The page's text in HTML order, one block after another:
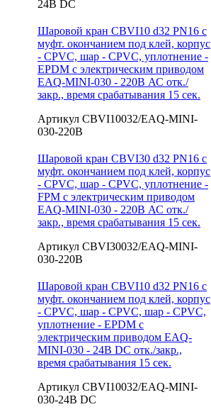
24В DC
Шаровой кран CBVI10 d32 PN16 с
муфт. окончанием под клей, корпус
- CPVC, шар - CPVC, уплотнение -
EPDM с электрическим приводом
EAQ-MINI-030 - 220В АС отк./
закр., время срабатывания 15 сек.
Артикул CBVI10032/EAQ-MINI-
030-220В
Шаровой кран CBVI30 d32 PN16 с
муфт. окончанием под клей, корпус
- CPVC, шар - CPVC, уплотнение -
FPM с электрическим приводом
EAQ-MINI-030 - 220В АС отк./
закр., время срабатывания 15 сек.
Артикул CBVI30032/EAQ-MINI-
030-220В
Шаровой кран CBVI10 d32 PN16 с
муфт. окончанием под клей, корпус
- CPVC, шар - CPVC, шар - CPVC,
уплотнение - EPDM с
электрическим приводом EAQ-
MINI-030 - 24В DС отк./закр.,
время срабатывания 15 сек.
Артикул CBVI10032/EAQ-MINI-
030-24В DC